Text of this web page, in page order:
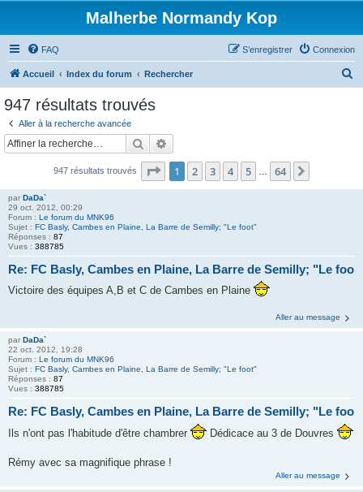
Malherbe Normandy Kop
FAQ Connexion
S’enregistrer
Accueil Index du forum Rechercher
c
947 résultats trouvés
Aller à la recherche avancée
Rechercher
947 résultats trouvés Page 1sur64
1 2 3 4 5 64
par DaDa`
29 oct. 2012, 00:29
Forum : Le forum du MNK96
Sujet : FC Basly, Cambes en Plaine, La Barre de Semilly; "Le foot"
Réponses : 87
Vues : 388785
Re: FC Basly, Cambes en Plaine, La Barre de Semilly; "Le foo
Victoire des équipes A,B et C de Cambes en Plaine
Aller au message
par DaDa`
22 oct. 2012, 19:28
Forum : Le forum du MNK96
Sujet : FC Basly, Cambes en Plaine, La Barre de Semilly; "Le foot"
Réponses : 87
Vues : 388785
Re: FC Basly, Cambes en Plaine, La Barre de Semilly; "Le foo
Ils n'ont pas l'habitude d'être chambrer Dédicace au 3 de Douvres
Rémy avec sa magnifique phrase !
Aller au message